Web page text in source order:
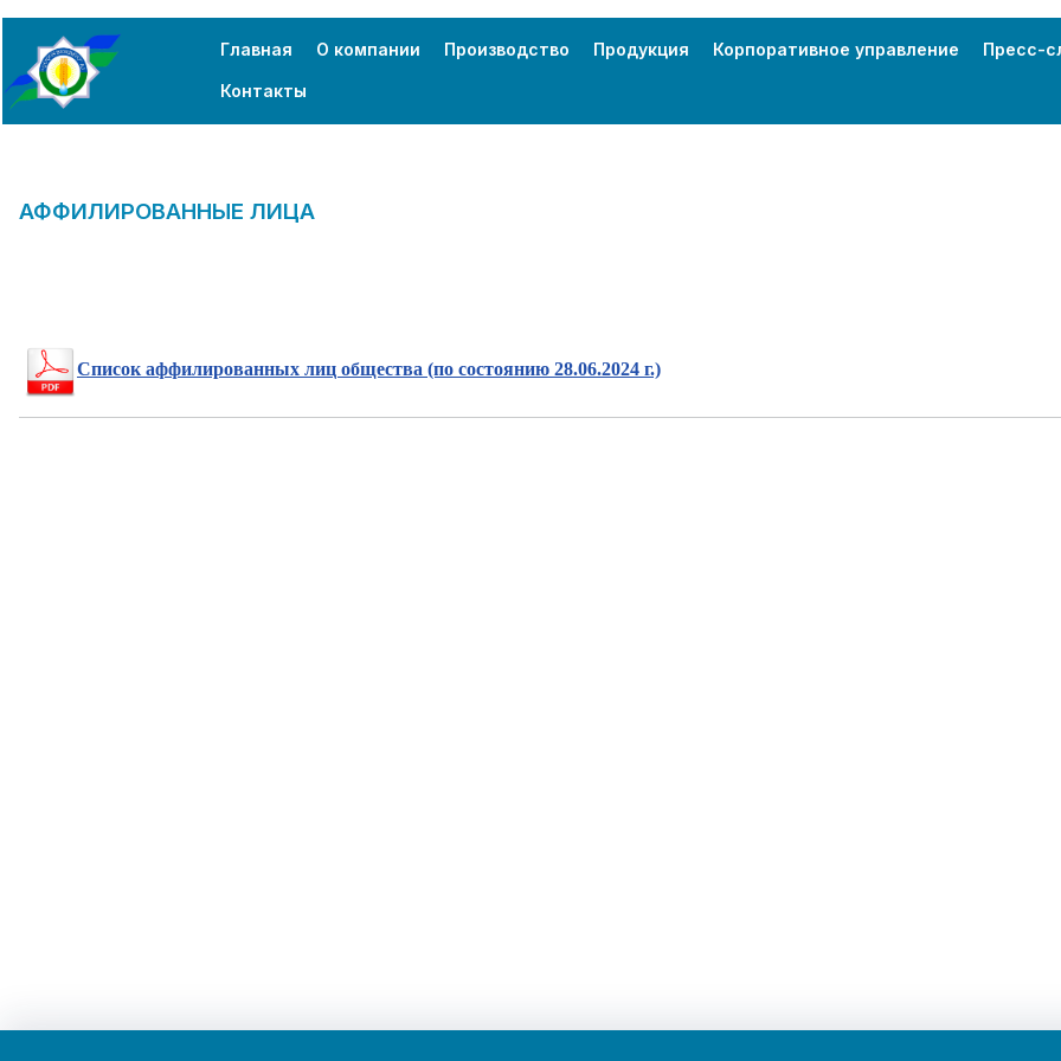
Главная О компании Производство Продукция Корпоративное управление Пресс-
Контакты
АФФИЛИРОВАННЫЕ ЛИЦА
Список аффилированных лиц общества (по состоянию 28.06.2024 г.)